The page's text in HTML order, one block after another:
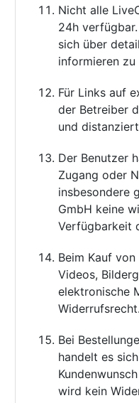
Nicht alle
24h
sich über
informieren zu
Für Links auf
der Betreiber
und
Der Benutzer
Zugang oder
insbesondere
GmbH keine
Verfügbarkeit
Beim Kauf
Videos,
elektronische
Widerrufsrecht.
Bei
handelt es
wird kein